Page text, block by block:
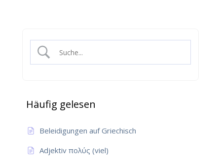
Häufig gelesen
Beleidigungen auf Griechisch
Adjektiv πολύς (viel)